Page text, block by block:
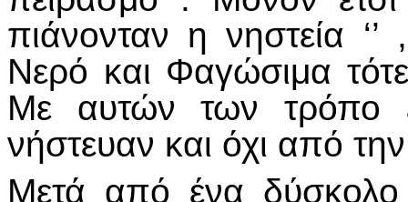
πιάνονταν η νηστεία
Νερό και Φαγώσιμα τότε
Με αυτών των τρόπο
νήστευαν και όχι από
Μετά από ένα δύσκολο